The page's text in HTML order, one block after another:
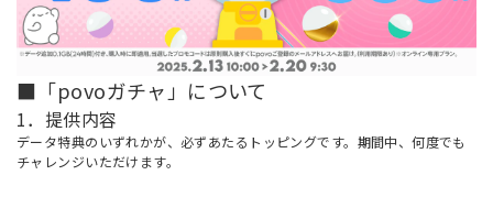
■「povoガチャ」について
1．提供内容
データ特典のいずれかが、必ずあたるトッピングです。期間中、何度でも
チャレンジいただけます。